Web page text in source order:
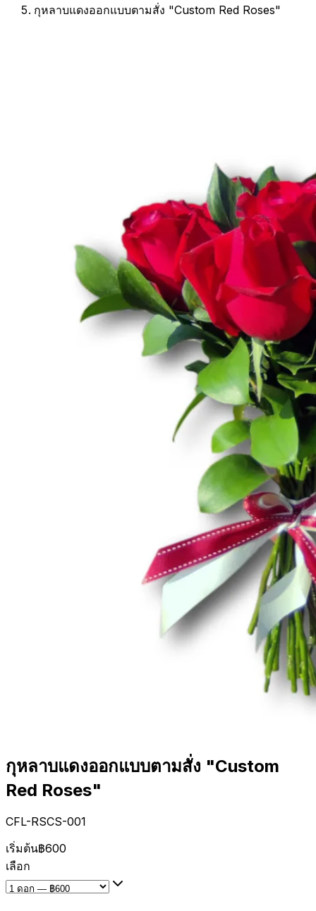
กุหลาบแดงออกแบบตามสั่ง "Custom Red Roses"
กุหลาบแดงออกแบบตามสั่ง "Custom
Red Roses"
CFL-RSCS-001
เริ่มต้น฿600
เลือก